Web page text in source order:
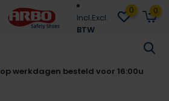
Incl.Excl.
BTW
0 0
op werkdagen besteld voor 16:00u